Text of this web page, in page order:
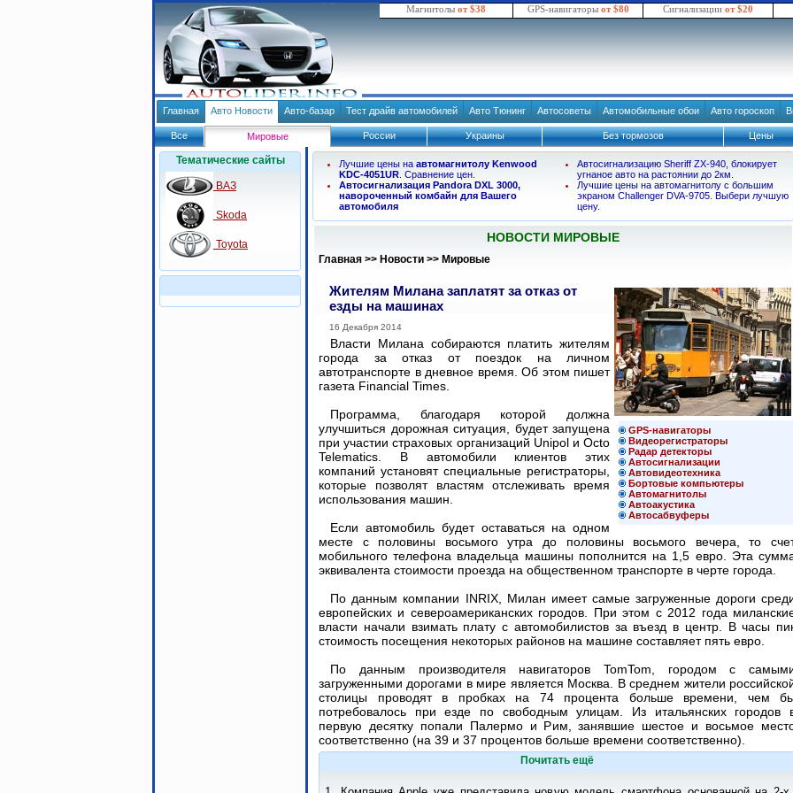
Магнитолы от $38 GPS-навигаторы от $80 Сигнализации от $20
Главная Авто Новости Авто-базар Тест драйв автомобилей Авто Тюнинг Автосоветы Автомобильные обои Авто гороскоп
Все Мировые России Украины Без тормозов Цены
Тематические сайты
ВАЗ
Skoda
Toyota
Лучшие цены на автомагнитолу Kenwood
KDC-4051UR . Сравнение цен.
Автосигнализация Pandora DXL 3000,
навороченный комбайн для Вашего
автомобиля
Автосигнализацию Sheriff ZX-940, блокирует
угнаное авто на растоянии до 2км.
Лучшие цены на автомагнитолу с большим
экраном Challenger DVA-9705. Выбери лучшую
цену.
НОВОСТИ МИРОВЫЕ
Главная >> Новости >> Мировые
GPS-навигаторы
Видеорегистраторы
Радар детекторы
Автосигнализации
Автовидеотехника
Бортовые компьютеры
Автомагнитолы
Автоакустика
Автосабвуферы
Жителям Милана заплатят за отказ от
езды на машинах
16 Декабря 2014
Власти Милана собираются платить жителям
города за отказ от поездок на личном
автотранспорте в дневное время. Об этом пишет
газета Financial Times.
Программа, благодаря которой должна
улучшиться дорожная ситуация, будет запущена
при участии страховых организаций Unipol и Octo
Telematics. В автомобили клиентов этих
компаний установят специальные регистраторы,
которые позволят властям отслеживать время
использования машин.
Если автомобиль будет оставаться на одном
месте с половины восьмого утра до половины восьмого вечера, то
мобильного телефона владельца машины пополнится на 1,5 евро. Эта
эквивалента стоимости проезда на общественном транспорте в черте города.
По данным компании INRIX, Милан имеет самые загруженные дороги
европейских и североамериканских городов. При этом с 2012 года
власти начали взимать плату с автомобилистов за въезд в центр. В часы
стоимость посещения некоторых районов на машине составляет пять евро.
По данным производителя навигаторов TomTom, городом с
загруженными дорогами в мире является Москва. В среднем жители
столицы проводят в пробках на 74 процента больше времени, чем
потребовалось при езде по свободным улицам. Из итальянских городов
первую десятку попали Палермо и Рим, занявшие шестое и восьмое
соответственно (на 39 и 37 процентов больше времени соответственно).
Почитать ещё